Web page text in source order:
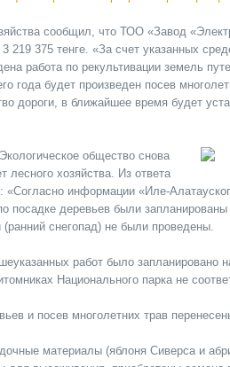
сообщил, что ТОО «Завод
219 375 тенге. «За счет указанных
работа по рекультивации земель
года будет произведен посев
дороги, в ближайшее время будет
общество снова
лесного хозяйства. Из ответа
информации «Иле-
посадке деревьев были
снегопад) не были проведены.
работ было запланировано
Национального парка не
и посев многолетних трав
материалы (яблоня Сиверса и